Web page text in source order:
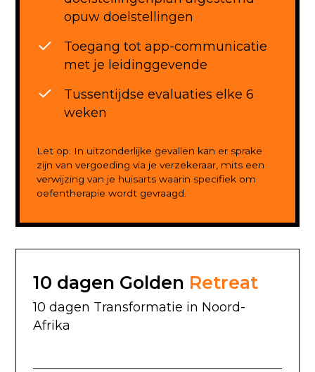
opuw doelstellingen
Toegang tot app-communicatie
met je leidinggevende
Tussentijdse evaluaties elke 6
weken
Let op: In uitzonderlijke gevallen kan er sprake
zijn van vergoeding via je verzekeraar, mits een
verwijzing van je huisarts waarin specifiek om
oefentherapie wordt gevraagd.
10 dagen Golden Retreat
10 dagen Transformatie in Noord-
Afrika